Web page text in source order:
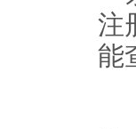
注
能
“